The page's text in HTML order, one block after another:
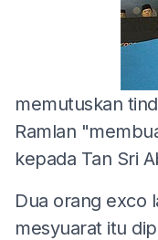
memutuskan
Ramlan
kepada Tan Sri
Dua orang exco
mesyuarat itu